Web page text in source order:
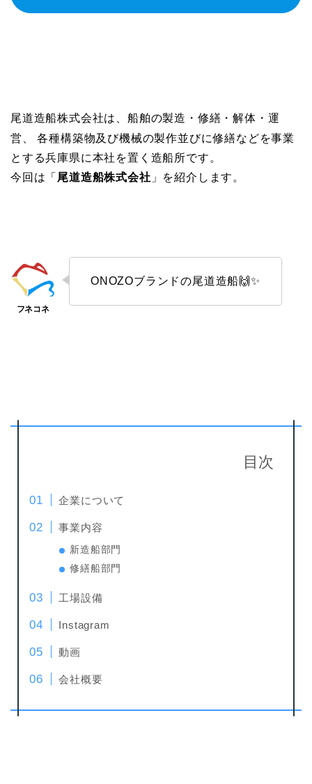
尾道造船株式会社は、 船舶の製造・修繕・解体・運
営
、 各種構築物及び機械の製作並びに修繕などを事業
とする兵庫県に本社を置く造船所です。
今回は「 尾道造船株式会社 」を紹介します。
ONOZOブランドの尾道造船🙌✨
目次
企業について
事業内容
新造船部門
修繕船部門
工場設備
Instagram
動画
会社概要